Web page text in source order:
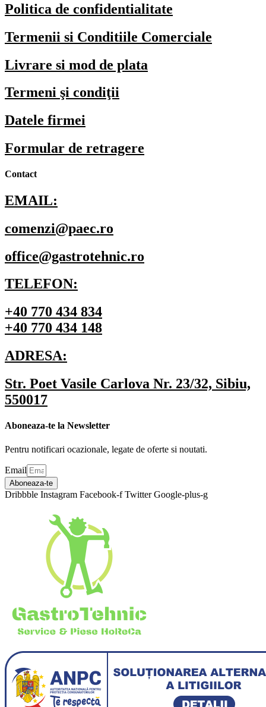
Politica de confidentialitate
Termenii si Conditiile Comerciale
Livrare si mod de plata
Termeni şi condiţii
Datele firmei
Formular de retragere
Contact
EMAIL:
comenzi@paec.ro
office@gastrotehnic.ro
TELEFON:
+40 770 434 834
+40 770 434 148
ADRESA:
Str. Poet Vasile Carlova Nr. 23/32, Sibiu,
550017
Aboneaza-te la Newsletter
Pentru notificari ocazionale, legate de oferte si noutati.
Email
Aboneaza-te
Dribbble Instagram Facebook-f Twitter Google-plus-g